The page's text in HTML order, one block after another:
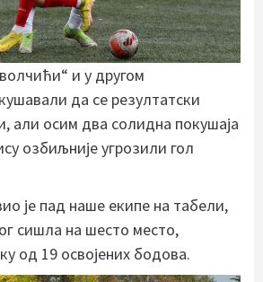
и у другом
да се резултатски
али осим два солидна покушаја
озбиљније угрозили гол
је пад наше екипе на табели,
сишла на шесто место,
од 19 освојених бодова.